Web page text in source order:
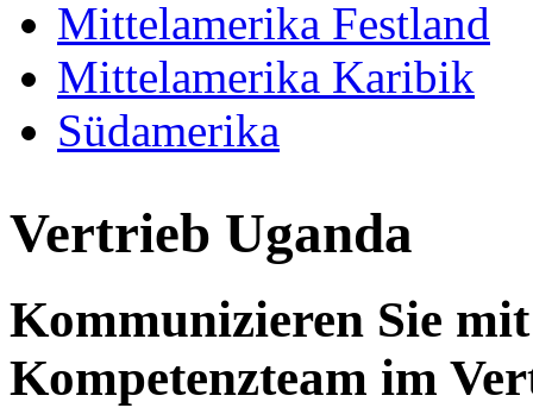
Mittelamerika Festland
Mittelamerika Karibik
Südamerika
Vertrieb Uganda
Kommunizieren Sie
Kompetenzteam im